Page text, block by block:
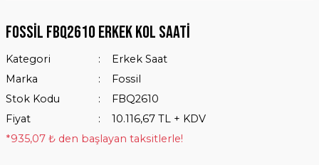
Fossil FBQ2610 Erkek Kol Saati
Kategori
Erkek Saat
Marka
Fossil
Stok Kodu
FBQ2610
Fiyat
10.116,67 TL + KDV
*935,07 ₺ den başlayan taksitlerle!